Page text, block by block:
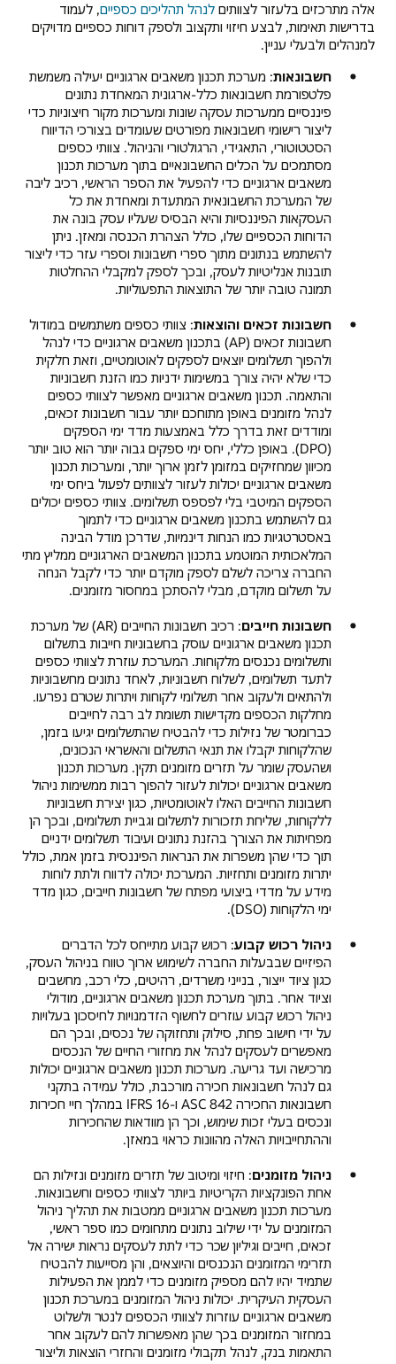
אלה מתרכזים בלעזור לצוותים לנהל תהליכים כספיים, לעמוד
בדרישות תאימות, לבצע חיזוי ותקצוב ולספק דוחות כספיים מדויקים
למנהלים ולבעלי עניין.
חשבונאות: מערכת תכנון משאבים ארגוניים יעילה משמשת
פלטפורמת חשבונאות כלל-ארגונית המאחדת נתונים
פיננסיים ממערכות עסקה שונות ומערכות מקור חיצוניות כדי
ליצור רישומי חשבונאות מפורטים שעומדים בצורכי הדיווח
הסטטוטורי, התאגידי, הרגולטורי והניהול. צוותי כספים
מסתמכים על הכלים החשבונאיים בתוך מערכות תכנון
משאבים ארגוניים כדי להפעיל את הספר הראשי, רכיב ליבה
של המערכת החשבונאית המתעדת ומאחדת את כל
העסקאות הפיננסיות והיא הבסיס שעליו עסק בונה את
הדוחות הכספיים שלו, כולל הצהרת הכנסה ומאזן. ניתן
להשתמש בנתונים מתוך ספרי חשבונות וספרי עזר כדי ליצור
תובנות אנליטיות לעסק, ובכך לספק למקבלי ההחלטות
תמונה טובה יותר של התוצאות התפעוליות.
חשבונות זכאים והוצאות: צוותי כספים משתמשים במודול
חשבונות זכאים (AP) בתכנון משאבים ארגוניים כדי לנהל
ולהפוך תשלומים יוצאים לספקים לאוטומטיים, וזאת חלקית
כדי שלא יהיה צורך במשימות ידניות כמו הזנת חשבוניות
והתאמה. תכנון משאבים ארגוניים מאפשר לצוותי כספים
לנהל מזומנים באופן מתוחכם יותר עבור חשבונות זכאים,
ומודדים זאת בדרך כלל באמצעות מדד ימי הספקים
(DPO). באופן כללי, יחס ימי ספקים גבוה יותר הוא טוב יותר
מכיוון שמחזיקים במזומן לזמן ארוך יותר, ומערכות תכנון
משאבים ארגוניים יכולות לעזור לצוותים לפעול ביחס ימי
הספקים המיטבי בלי לפספס תשלומים. צוותי כספים יכולים
גם להשתמש בתכנון משאבים ארגוניים כדי לתמוך
באסטרטגיות כמו הנחות דינמיות, שדרכן מודל הבינה
המלאכותית המוטמע בתכנון המשאבים הארגוניים ממליץ מתי
החברה צריכה לשלם לספק מוקדם יותר כדי לקבל הנחה
על תשלום מוקדם, מבלי להסתכן במחסור מזומנים.
חשבונות חייבים
: רכיב חשבונות החייבים (AR) של מערכת
תכנון משאבים ארגוניים עוסק בחשבוניות חייבות בתשלום
ותשלומים נכנסים מלקוחות. המערכת עוזרת לצוותי כספים
לתעד תשלומים, לשלוח חשבוניות, לאחד נתונים מחשבוניות
ולהתאים ולעקוב אחר תשלומי לקוחות ויתרות שטרם נפרעו.
מחלקות הכספים מקדישות תשומת לב רבה לחייבים
כברומטר של נזילות כדי להבטיח שהתשלומים יגיעו בזמן,
שהלקוחות יקבלו את תנאי התשלום והאשראי הנכונים,
ושהעסק שומר על תזרים מזומנים תקין. מערכות תכנון
משאבים ארגוניים יכולות לעזור להפוך רבות ממשימות ניהול
חשבונות החייבים האלו לאוטומטיות, כגון יצירת חשבוניות
ללקוחות, שליחת תזכורות לתשלום וגביית תשלומים, ובכך הן
מפחיתות את הצורך בהזנת נתונים ועיבוד תשלומים ידניים
תוך כדי שהן משפרות את הנראות הפיננסית בזמן אמת, כולל
יתרות מזומנים ותחזיות. המערכת יכולה לדווח ולתת לוחות
מידע על מדדי ביצועי מפתח של חשבונות חייבים, כגון מדד
ימי הלקוחות (DSO).
ניהול רכוש קבוע: רכוש קבוע מתייחס לכל הדברים
הפיזיים שבבעלות החברה לשימוש ארוך טווח בניהול העסק,
כגון ציוד ייצור, בנייני משרדים, רהיטים, כלי רכב, מחשבים
וציוד אחר. בתוך מערכת תכנון משאבים ארגוניים, מודולי
ניהול רכוש קבוע עוזרים לחשוף הזדמנויות לחיסכון בעלויות
על ידי חישוב פחת, סילוק ותחזוקה של נכסים, ובכך הם
מאפשרים לעסקים לנהל את מחזורי החיים של הנכסים
מרכישה ועד גריעה. מערכות תכנון משאבים ארגוניים יכולות
גם לנהל חשבונאות חכירה מורכבת, כולל עמידה בתקני
חשבונאות החכירה ASC 842 ו-IFRS 16 במהלך חיי חכירות
ונכסים בעלי זכות שימוש, וכך הן מוודאות שהחכירות
וההתחייבויות האלה מהוונות כראוי במאזן.
ניהול מזומנים: חיזוי ומיטוב של תזרים מזומנים ונזילות הם
אחת הפונקציות הקריטיות ביותר לצוותי כספים וחשבונאות.
מערכות תכנון משאבים ארגוניים ממטבות את תהליך ניהול
המזומנים על ידי שילוב נתונים מתחומים כמו ספר ראשי,
זכאים, חייבים וגיליון שכר כדי לתת לעסקים נראות ישירה אל
תזרימי המזומנים הנכנסים והיוצאים, והן מסייעות להבטיח
שתמיד יהיו להם מספיק מזומנים כדי לממן את הפעילות
העסקית העיקרית. יכולות ניהול המזומנים במערכת תכנון
משאבים ארגוניים עוזרות לצוותי הכספים לנטר ולשלוט
במחזור המזומנים בכך שהן מאפשרות להם לעקוב אחר
התאמות בנק, לנהל תקבולי מזומנים והחזרי הוצאות וליצור